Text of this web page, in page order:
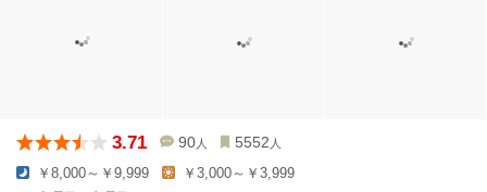
3.71 90 人 5552 人
￥8,000～￥9,999 ￥3,000～￥3,999